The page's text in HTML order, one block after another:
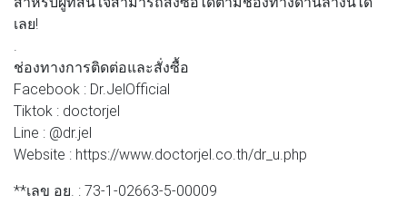
เลย!
.
ช่องทางการติดต่อและสั่งซื้อ
Facebook : Dr.JelOfficial
Tiktok : doctorjel
Line : @dr.jel
Website : https://www.doctorjel.co.th/dr_u.php
**เลข อย. : 73-1-02663-5-00009